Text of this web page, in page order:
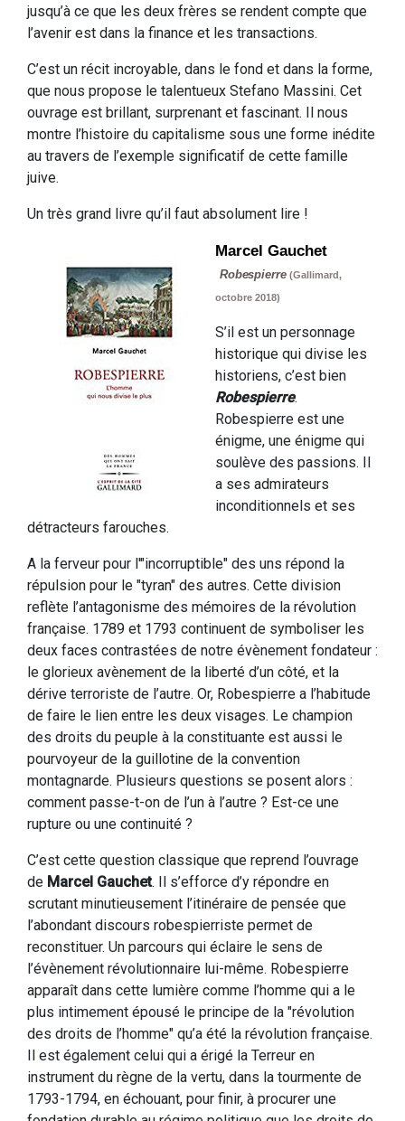
jusqu’à ce que les deux frères se rendent compte que
l’avenir est dans la finance et les transactions.
C’est un récit incroyable, dans le fond et dans la forme,
que nous propose le talentueux Stefano Massini. Cet
ouvrage est brillant, surprenant et fascinant. Il nous
montre l’histoire du capitalisme sous une forme inédite
au travers de l’exemple significatif de cette famille
juive.
Un très grand livre qu’il faut absolument lire !
Marcel Gauchet
Robespierre(Gallimard,
octobre 2018)
S’il est un personnage
historique qui divise les
historiens, c’est bien
Robespierre.
Robespierre est une
énigme, une énigme qui
soulève des passions. Il
a ses admirateurs
inconditionnels et ses
détracteurs farouches.
A la ferveur pour l'"incorruptible" des uns répond la
répulsion pour le "tyran" des autres. Cette division
reflète l’antagonisme des mémoires de la révolution
française. 1789 et 1793 continuent de symboliser les
deux faces contrastées de notre évènement fondateur :
le glorieux avènement de la liberté d’un côté, et la
dérive terroriste de l’autre. Or, Robespierre a l’habitude
de faire le lien entre les deux visages. Le champion
des droits du peuple à la constituante est aussi le
pourvoyeur de la guillotine de la convention
montagnarde. Plusieurs questions se posent alors :
comment passe-t-on de l’un à l’autre ? Est-ce une
rupture ou une continuité ?
C’est cette question classique que reprend l’ouvrage
de Marcel Gauchet. Il s’efforce d’y répondre en
scrutant minutieusement l’itinéraire de pensée que
l’abondant discours robespierriste permet de
reconstituer. Un parcours qui éclaire le sens de
l’évènement révolutionnaire lui-même. Robespierre
apparaît dans cette lumière comme l’homme qui a le
plus intimement épousé le principe de la "révolution
des droits de l’homme" qu’a été la révolution française.
Il est également celui qui a érigé la Terreur en
instrument du règne de la vertu, dans la tourmente de
1793-1794, en échouant, pour finir, à procurer une